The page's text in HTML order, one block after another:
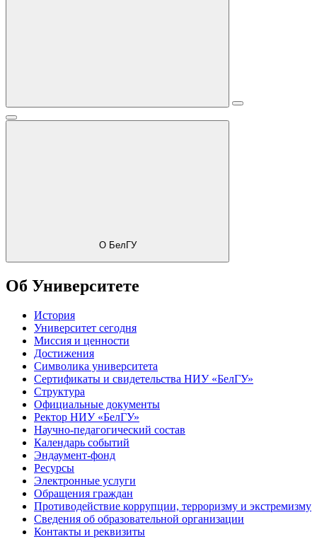
О БелГУ
Об Университете
История
Университет сегодня
Миссия и ценности
Достижения
Символика университета
Сертификаты и свидетельства НИУ «БелГУ»
Структура
Официальные документы
Ректор НИУ «БелГУ»
Научно-педагогический состав
Календарь событий
Эндаумент-фонд
Ресурсы
Электронные услуги
Обращения граждан
Противодействие коррупции, терроризму и экстремизму
Сведения об образовательной организации
Контакты и реквизиты